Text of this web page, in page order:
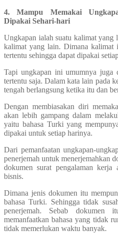
4. Mampu Memakai
Dipakai Sehari-hari
Ungkapan ialah suatu kalimat yang
kalimat yang lain. Dimana kalimat
tertentu sehingga dapat dipakai
Tapi ungkapan ini umumnya juga
tertentu saja. Dalam kata lain pada
tengah berlangsung ketika itu dan
Dengan membiasakan diri
akan lebih gampang dalam
yaitu bahasa Turki yang
dipakai untuk setiap harinya.
Dari pemanfaatan ungkapan-
penerjemah untuk menerjemahkan
dokumen surat pengalaman kerja
bisnis.
Dimana jenis dokumen itu
bahasa Turki. Sehingga tidak
penerjemah. Sebab
memanfaatkan bahasa yang tidak
tidak memerlukan waktu banyak.